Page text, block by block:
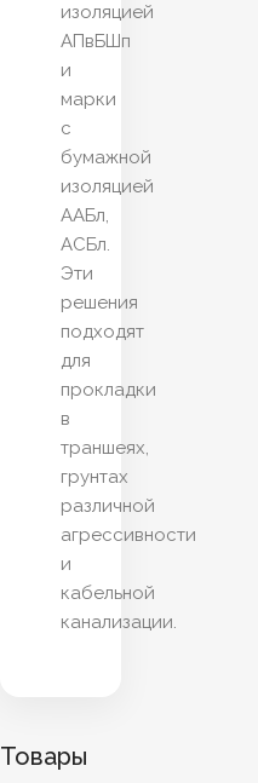
изоляцией
АПвБШп
и
марки
с
бумажной
изоляцией
ААБл,
АСБл.
Эти
решения
подходят
для
прокладки
в
траншеях,
грунтах
различной
агрессивности
и
кабельной
канализации.
Товары